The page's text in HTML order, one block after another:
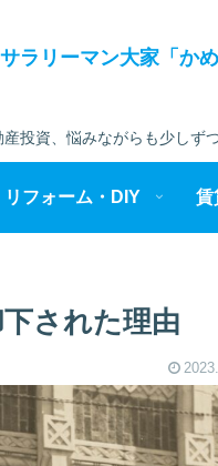
サラリーマン大家「か
投資、悩みながらも少し
リフォーム・DIY 賃
された理由